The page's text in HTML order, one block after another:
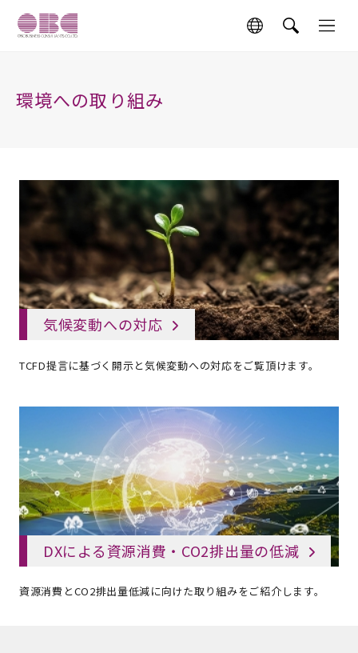
環境への取り組み
気候変動への対応
TCFD提言に基づく開示と気候変動への対応をご覧頂けます。
DXによる資源消費・ CO2排出量の低減
資源消費とCO2排出量低減に向けた取り組みをご紹介します。